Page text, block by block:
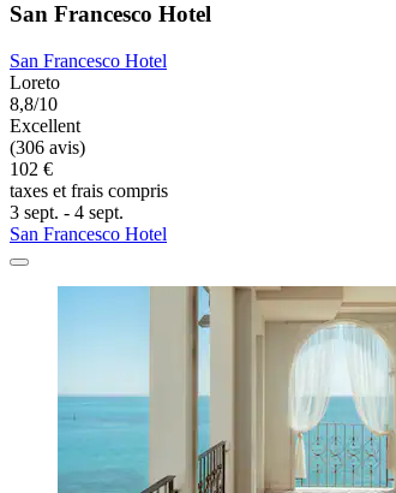
San Francesco Hotel
San Francesco Hotel
Loreto
8,8/10
Excellent
(306 avis)
102 €
taxes et frais compris
3 sept. - 4 sept.
San Francesco Hotel